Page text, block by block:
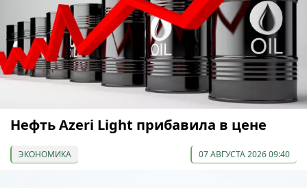
Нефть Azeri Light прибавила в цене
ЭКОНОМИКА 07 АВГУСТА 2026 09:40